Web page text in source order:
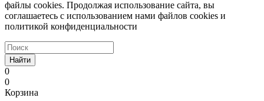
файлы cookies. Продолжая использование сайта, вы
соглашаетесь с использованием нами файлов cookies и
политикой конфиденциальности
Найти
0
0
Корзина